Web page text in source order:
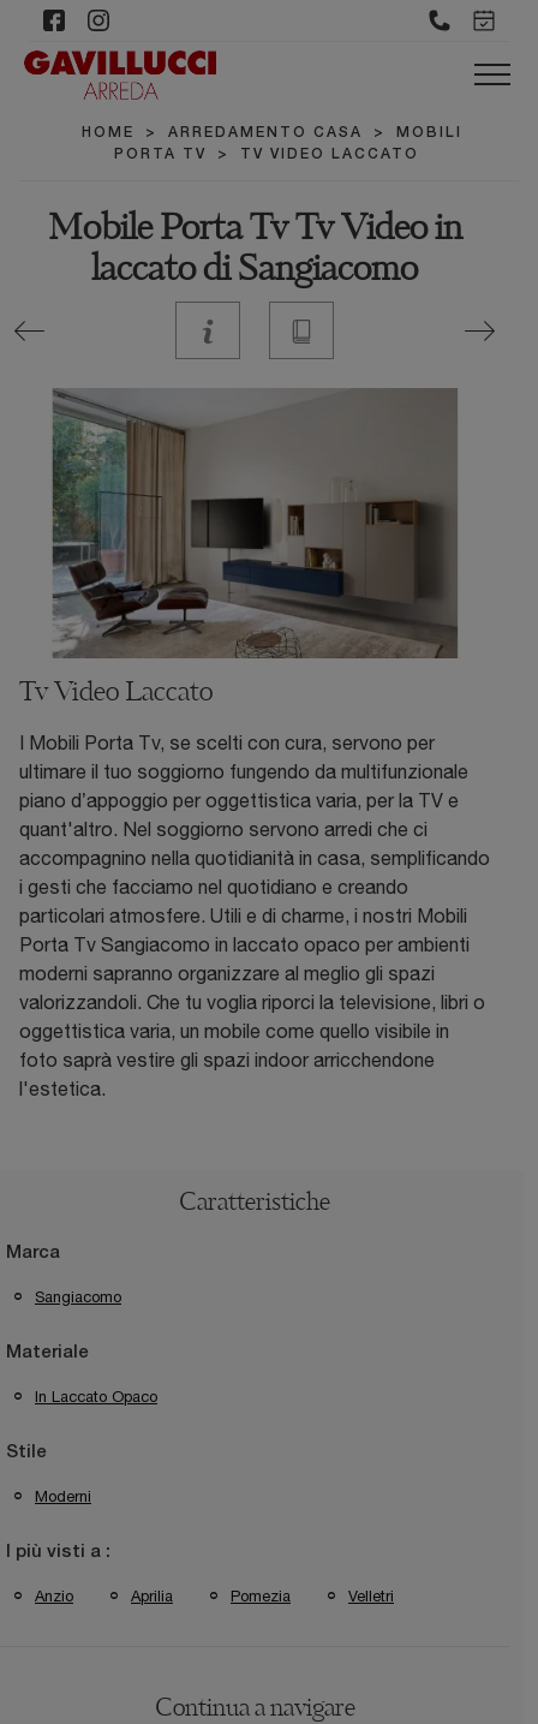
HOME > ARREDAMENTO CASA >
MOBILI
PORTA TV
> TV VIDEO LACCATO
Mobile Porta Tv Tv Video in
laccato di Sangiacomo
Tv Video Laccato
I Mobili Porta Tv, se scelti con cura, servono per
ultimare il tuo soggiorno fungendo da multifunzionale
piano d’appoggio per oggettistica varia, per la TV e
quant'altro. Nel soggiorno servono arredi che ci
accompagnino nella quotidianità in casa, semplificando
i gesti che facciamo nel quotidiano e creando
particolari atmosfere. Utili e di charme, i nostri Mobili
Porta Tv Sangiacomo in laccato opaco per ambienti
moderni sapranno organizzare al meglio gli spazi
valorizzandoli. Che tu voglia riporci la televisione, libri o
oggettistica varia, un mobile come quello visibile in
foto saprà vestire gli spazi indoor arricchendone
l'estetica.
Caratteristiche
Marca
Sangiacomo
Materiale
In Laccato Opaco
Stile
Moderni
I più visti a :
Anzio Aprilia Pomezia Velletri
Continua a navigare